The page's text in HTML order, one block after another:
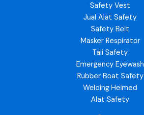
Safety Vest
Jual Alat Safety
Safety Belt
Masker Respirator
Tali Safety
Emergency Eyewash
Rubber Boat Safety
Welding Helmed
Alat Safety